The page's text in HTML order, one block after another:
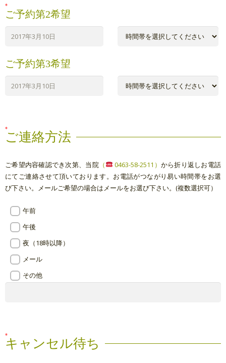
ご予約第2希望
ご予約第3希望
ご連絡方法
ご希望内容確認でき次第、当院（ 0463-58-2511） から折り返しお電話
にてご連絡させて頂いております。お電話がつながり易い時間帯をお選
び下さい。メールご希望の場合はメールをお選び下さい。(複数選択可）
午前
午後
夜（18時以降）
メール
その他
キャンセル待ち